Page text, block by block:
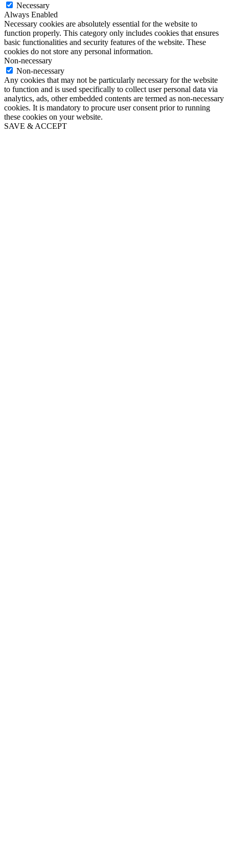
Necessary
Always Enabled
Necessary cookies are absolutely essential for the website to
function properly. This category only includes cookies that ensures
basic functionalities and security features of the website. These
cookies do not store any personal information.
Non-necessary
Non-necessary
Any cookies that may not be particularly necessary for the website
to function and is used specifically to collect user personal data via
analytics, ads, other embedded contents are termed as non-necessary
cookies. It is mandatory to procure user consent prior to running
these cookies on your website.
SAVE & ACCEPT